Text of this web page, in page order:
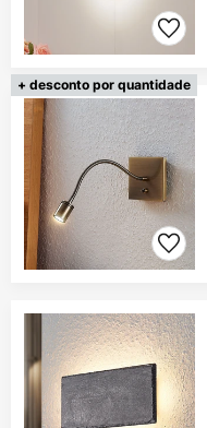
+ desconto por quantidade